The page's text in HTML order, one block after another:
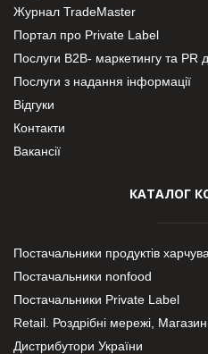
Журнал TradeMaster
Портал про Private Label
Послуги В2В- маркетингу та PR
Послуги з надання інформації
Відгуки
Контакти
Вакансії
КАТАЛОГ
Постачальники продуктів
Постачальники nonfood
Постачальники Private Label
Retail. Роздрібні мережі,
Дистрибутори України